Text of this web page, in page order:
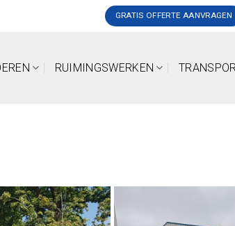
GRATIS OFFERTE AANVRAGEN
RUIMINGSWERKEN